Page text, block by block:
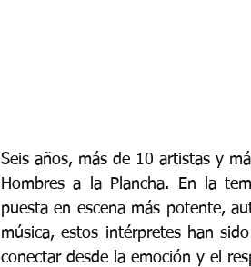
Seis años, más de 10 artistas y
Hombres a la Plancha. En la
puesta en escena más potente,
música, estos intérpretes han
conectar desde la emoción y el